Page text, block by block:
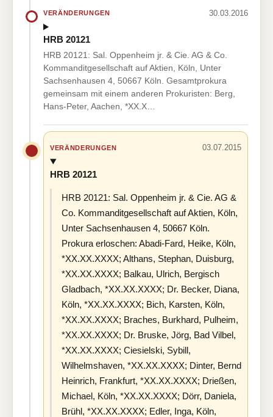
VERÄNDERUNGEN 30.03.2016
HRB 20121
HRB 20121: Sal. Oppenheim jr. & Cie. AG & Co.
Kommanditgesellschaft auf Aktien, Köln, Unter
Sachsenhausen 4, 50667 Köln. Gesamtprokura
gemeinsam mit einem anderen Prokuristen: Berg,
Hans-Peter, Aachen, *XX.X…
VERÄNDERUNGEN 03.07.2015
HRB 20121
HRB 20121: Sal. Oppenheim jr. & Cie. AG &
Co. Kommanditgesellschaft auf Aktien, Köln,
Unter Sachsenhausen 4, 50667 Köln.
Prokura erloschen: Abadi-Fard, Heike, Köln,
*XX.XX.XXXX; Althans, Stephan, Duisburg,
*XX.XX.XXXX; Balkau, Ulrich, Bergisch
Gladbach, *XX.XX.XXXX; Dr. Becker, Diana,
Köln, *XX.XX.XXXX; Bich, Karsten, Köln,
*XX.XX.XXXX; Braches, Burkhard, Pulheim,
*XX.XX.XXXX; Dr. Bruske, Jörg, Bad Vilbel,
*XX.XX.XXXX; Ciesielski, Sybill,
Wilhelmshaven, *XX.XX.XXXX; Dinter, Bernd
Heinrich, Frankfurt, *XX.XX.XXXX; Drießen,
Michael, Köln, *XX.XX.XXXX; Dörr, Daniela,
Brühl, *XX.XX.XXXX; Edler, Inga, Köln,